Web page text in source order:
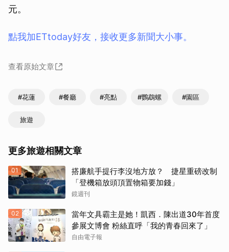
元。
點我加ETtoday好友，接收更多新聞大小事。
查看原始文章
#花蓮 #餐廳 #亮點 #鸚鵡螺 #園區
旅遊
更多旅遊相關文章
01
搭廉航手提行李沒地方放？ 捷星重磅改制
「登機箱放頭頂置物箱要加錢」
鏡週刊
02
當年文具霸主是她！凱西．陳出道30年首度
參展文博會 粉絲直呼「我的青春回來了」
自由電子報